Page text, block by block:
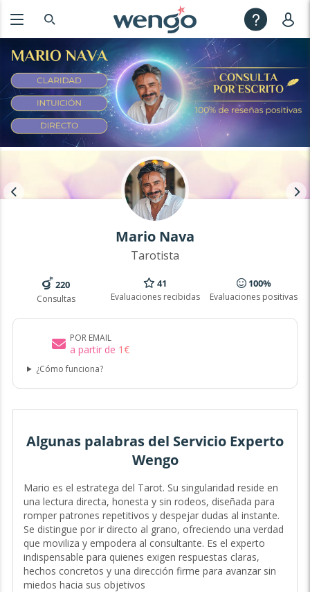
Mario Nava
Tarotista
220
Consultas
41
Evaluaciones recibidas
100%
Evaluaciones positivas
POR EMAIL
a partir de 1€
¿Cómo funciona?
Algunas palabras del Servicio Experto
Wengo
Mario es el estratega del Tarot. Su singularidad reside en
una lectura directa, honesta y sin rodeos, diseñada para
romper patrones repetitivos y despejar dudas al instante.
Se distingue por ir directo al grano, ofreciendo una verdad
que moviliza y empodera al consultante. Es el experto
indispensable para quienes exigen respuestas claras,
hechos concretos y una dirección firme para avanzar sin
miedos hacia sus objetivos